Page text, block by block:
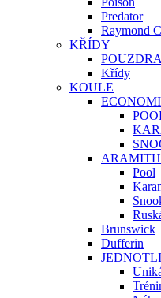
Predator
Raymond
KŘÍDY
Křídy
KOULE
Pool
Brunswick
Dufferin